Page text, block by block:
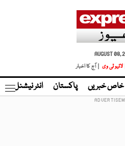
AUGUST 08,
لائیو ٹی وی | آج کا اخبار
خاص خبریں پاکستان انٹر نیشنل